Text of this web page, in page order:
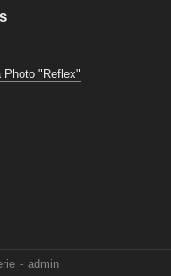
Photo "Reflex"
- admin